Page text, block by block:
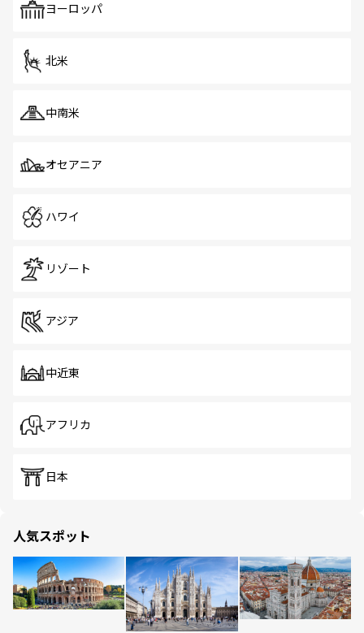
で、ホーカーズは地元の風情を楽しめる外せないスポット
ヨーロッパ
北米
中南米
オセアニア
ハワイ
リゾート
アジア
中近東
アフリカ
日本
人気スポット